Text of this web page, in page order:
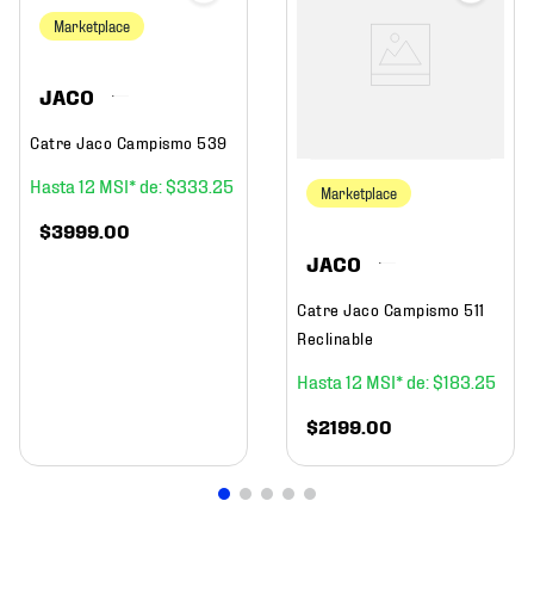
Marketplace
JACO
Catre Jaco Campismo 539
12 $333 25
$3999.00
Marketplace
JACO
Catre Jaco Campismo 511
Reclinable
12 $183 25
$2199.00